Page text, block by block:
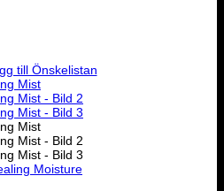
till Önskelistan
Moisture